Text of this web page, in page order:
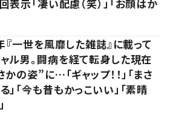
示「凄い配慮（笑）」「お顔はか
一世を風靡した雑誌』に載って
ル男。闘病を経て転身した現在
の姿”に…「ギャップ！！」「まさ
」「今も昔もかっこいい」「素晴